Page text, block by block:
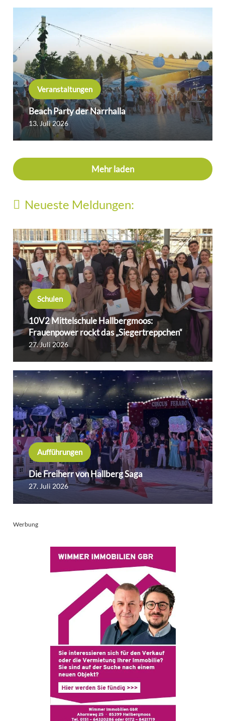
Veranstaltungen
Beach Party der Narrhalla
13. Juli 2026
Mehr laden
Neueste Meldungen:
Schulen
10V2 Mittelschule Hallbergmoos:
Frauenpower rockt das „Siegertreppchen“
27. Juli 2026
Aufführungen
Die Freiherr von Hallberg Saga
27. Juli 2026
Werbung